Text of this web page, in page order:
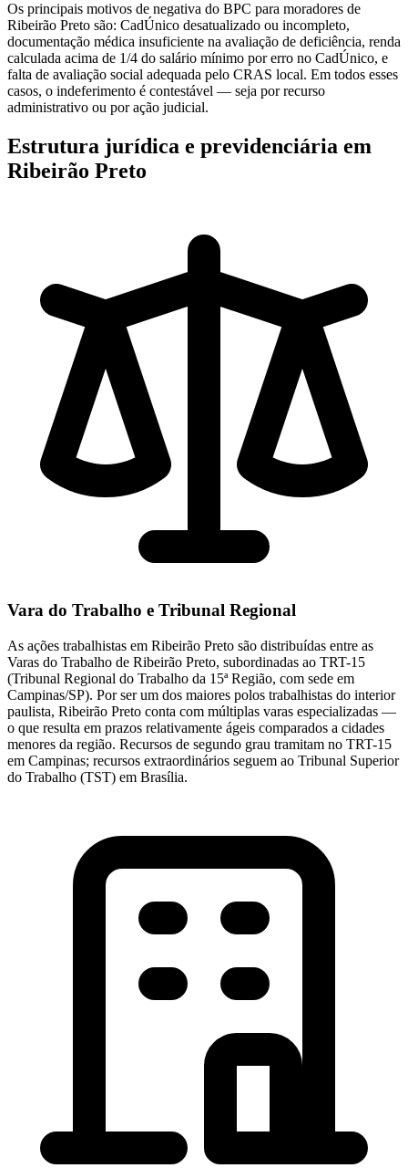
Os principais motivos de negativa do BPC para moradores de
Ribeirão Preto são: CadÚnico desatualizado ou incompleto,
documentação médica insuficiente na avaliação de deficiência, renda
calculada acima de 1/4 do salário mínimo por erro no CadÚnico, e
falta de avaliação social adequada pelo CRAS local. Em todos esses
casos, o indeferimento é contestável — seja por recurso
administrativo ou por ação judicial.
Estrutura jurídica e previdenciária em
Ribeirão Preto
Vara do Trabalho e Tribunal Regional
As ações trabalhistas em Ribeirão Preto são distribuídas entre as
Varas do Trabalho de Ribeirão Preto, subordinadas ao TRT-15
(Tribunal Regional do Trabalho da 15ª Região, com sede em
Campinas/SP). Por ser um dos maiores polos trabalhistas do interior
paulista, Ribeirão Preto conta com múltiplas varas especializadas —
o que resulta em prazos relativamente ágeis comparados a cidades
menores da região. Recursos de segundo grau tramitam no TRT-15
em Campinas; recursos extraordinários seguem ao Tribunal Superior
do Trabalho (TST) em Brasília.